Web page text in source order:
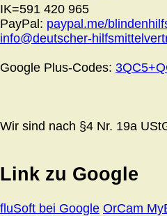
IK=591 420 965
PayPal: paypal.me/
info@deutscher-
Google Plus-Codes:
Wir sind nach §4 Nr. 19a
Link zu Google
fluSoft bei Google OrCam